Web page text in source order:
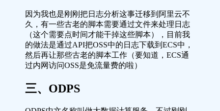
因为我也是刚刚把日志分析这事迁移到阿里云不
久，有一些古老的脚本需要通过文件来处理日志
（这个需要点时间才能干掉这些脚本），目前我
的做法是通过API把OSS中的日志下载到ECS中，
然后再让那些古老的脚本工作（要知道，ECS通
过内网访问OSS是免流量费的啦）
三、ODPS